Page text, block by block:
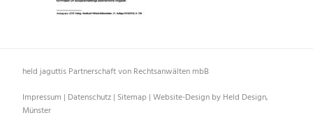
held jaguttis Partnerschaft von Rechtsanwälten mbB
Impressum | Datenschutz | Sitemap | Website-Design by Held Design,
Münster